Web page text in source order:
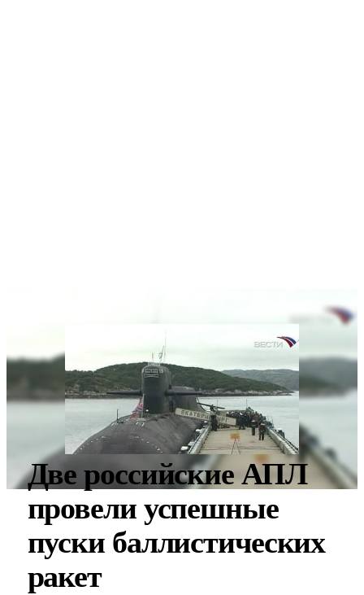
Две российские АПЛ
провели успешные
пуски баллистических
ракет